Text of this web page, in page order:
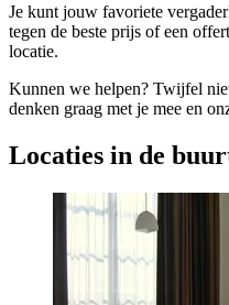
Je kunt jouw favoriete
tegen de beste prijs of een
locatie.
Kunnen we helpen? Twijfel
denken graag met je mee en
Locaties in de